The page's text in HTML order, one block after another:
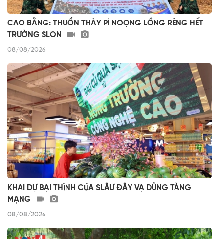
CAO BẰNG: THUỔN THẢY PỈ NOỌNG LỒNG RÈNG HẾT
TRƯỜNG SLON
08/08/2026
KHAI DỰ BẠI THÌNH CÚA SLÂƯ ĐÂY VẠ DỦNG TÀNG
MẠNG
08/08/2026